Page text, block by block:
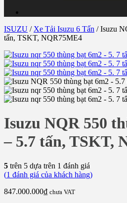
ISUZU / Xe Tải Isuzu 6 Tấn /Isuzu
tấn, TSKT, NQR75ME4
Isuzu NQR 550
– 5.7 tấn, TSKT,
5 trên 5 dựa trên 1 đánh giá
(1 đánh giá của khách hàng)
847.000.000₫ chưa VAT